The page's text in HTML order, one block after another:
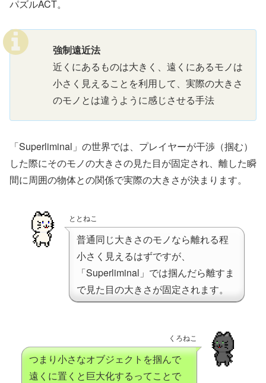
パズルACT。
強制遠近法
近くにあるものは大きく、遠くにあるモノは
小さく見えることを利用して、実際の大きさ
のモノとは違うように感じさせる手法
「Superliminal」の世界では、プレイヤーが干渉（掴む）
した際にそのモノの大きさの見た目が固定され、離した瞬
間に周囲の物体との関係で実際の大きさが決まります。
ととねこ
普通同じ大きさのモノなら離れる程
小さく見えるはずですが、
「Superliminal」では掴んだら離すま
で見た目の大きさが固定されます。
くろねこ
つまり小さなオブジェクトを掴んで
遠くに置くと巨大化するってことで